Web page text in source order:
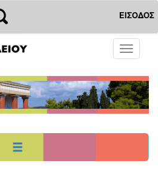
ΕΙΣΟΔΟΣ
Toggle
Σαβ
4
18
25